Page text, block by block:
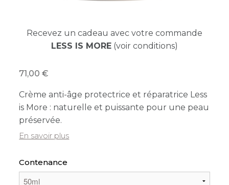
Recevez un cadeau avec votre commande
LESS IS MORE (voir conditions)
71,00
Crème anti-âge protectrice et réparatrice Less
is More : naturelle et puissante pour une peau
préservée.
En savoir plus
Contenance